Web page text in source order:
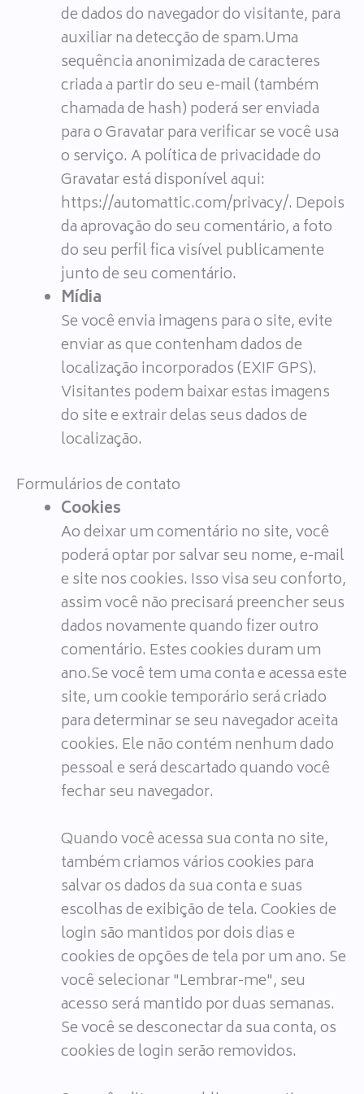
de dados do navegador do visitante, para
auxiliar na detecção de spam.Uma
sequência anonimizada de caracteres
criada a partir do seu e-mail (também
chamada de hash) poderá ser enviada
para o Gravatar para verificar se você usa
o serviço. A política de privacidade do
Gravatar está disponível aqui:
https://automattic.com/privacy/. Depois
da aprovação do seu comentário, a foto
do seu perfil fica visível publicamente
junto de seu comentário.
Mídia
Se você envia imagens para o site, evite
enviar as que contenham dados de
localização incorporados (EXIF GPS).
Visitantes podem baixar estas imagens
do site e extrair delas seus dados de
localização.
Formulários de contato
Cookies
Ao deixar um comentário no site, você
poderá optar por salvar seu nome, e-mail
e site nos cookies. Isso visa seu conforto,
assim você não precisará preencher seus
dados novamente quando fizer outro
comentário. Estes cookies duram um
ano.Se você tem uma conta e acessa este
site, um cookie temporário será criado
para determinar se seu navegador aceita
cookies. Ele não contém nenhum dado
pessoal e será descartado quando você
fechar seu navegador.
Quando você acessa sua conta no site,
também criamos vários cookies para
salvar os dados da sua conta e suas
escolhas de exibição de tela. Cookies de
login são mantidos por dois dias e
cookies de opções de tela por um ano. Se
você selecionar "Lembrar-me", seu
acesso será mantido por duas semanas.
Se você se desconectar da sua conta, os
cookies de login serão removidos.